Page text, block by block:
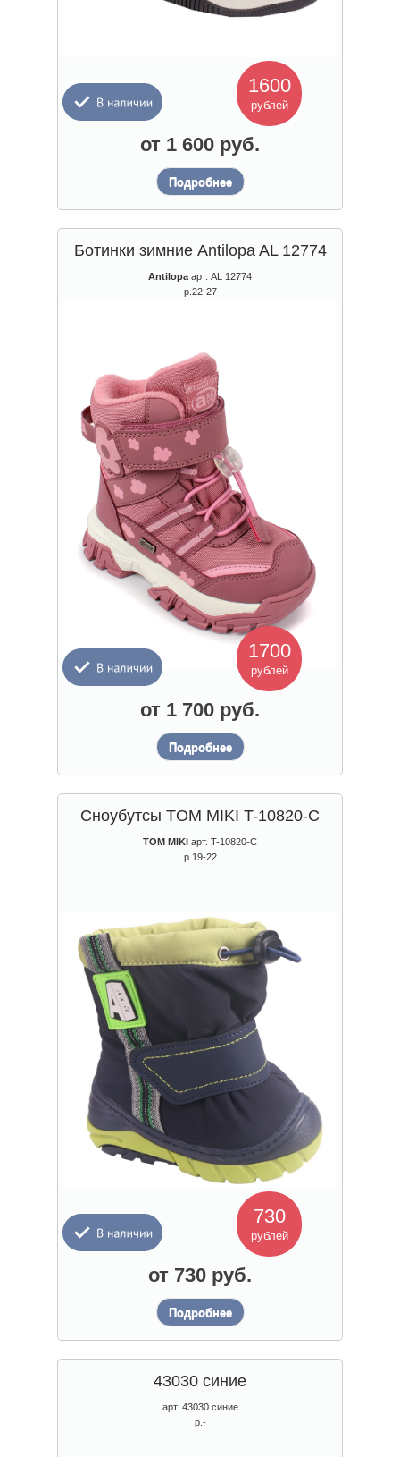
1600
рублей
от 1 600 руб.
Подробнее
Ботинки зимние Antilopa AL 12774
Antilopa арт. AL 12774
р.22-27
1700
рублей
от 1 700 руб.
Подробнее
Сноубутсы TOM MIKI T-10820-C
TOM MIKI арт. T-10820-C
р.19-22
730
рублей
от 730 руб.
Подробнее
43030 синие
арт. 43030 синие
р.-